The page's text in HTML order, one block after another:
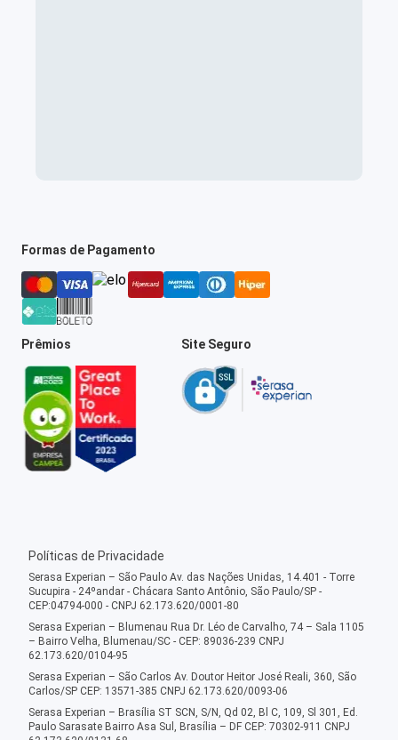
Formas de Pagamento
Prêmios Site Seguro
Políticas de Privacidade
Serasa Experian – São Paulo Av. das Nações Unidas, 14.401 - Torre
Sucupira - 24ºandar - Chácara Santo Antônio, São Paulo/SP -
CEP:04794-000 - CNPJ 62.173.620/0001-80
Serasa Experian – Blumenau Rua Dr. Léo de Carvalho, 74 – Sala 1105
– Bairro Velha, Blumenau/SC - CEP: 89036-239 CNPJ
62.173.620/0104-95
Serasa Experian – São Carlos Av. Doutor Heitor José Reali, 360, São
Carlos/SP CEP: 13571-385 CNPJ 62.173.620/0093-06
Serasa Experian – Brasília ST SCN, S/N, Qd 02, Bl C, 109, Sl 301, Ed.
Paulo Sarasate Bairro Asa Sul, Brasília – DF CEP: 70302-911 CNPJ